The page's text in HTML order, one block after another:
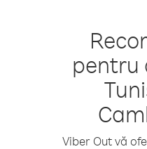
pentru
Viber Out vă